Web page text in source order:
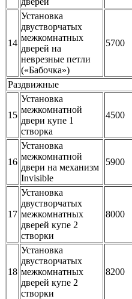
14
Установка
двустворчатых
межкомнатных
дверей на
неврезные петли
(«Бабочка»)
5700
Раздвижные
15
Установка
межкомнатной
двери купе 1
створка
4500
16
Установка
межкомнатной
двери на механизм
Invisible
5900
17
Установка
двустворчатых
межкомнатных
дверей купе 2
створки
8000
18
Установка
двустворчатых
межкомнатных
дверей купе 2
створки
8200